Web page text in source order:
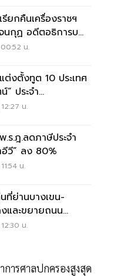
รียกคืนเครื่องราชฯ
นกุฏ อดีตอธิการบ
นี
น.
ต่งตั้งทูต 10 ประเทศ
” ประจำ
น.
.ร.ฎ.ลดภาษีประจํา
วี” ลง 80%
น.
ที่ย่านบางเขน-
และขยายถนน
นเทพรักษ์
น.
การศาลปกครองสูงสุด